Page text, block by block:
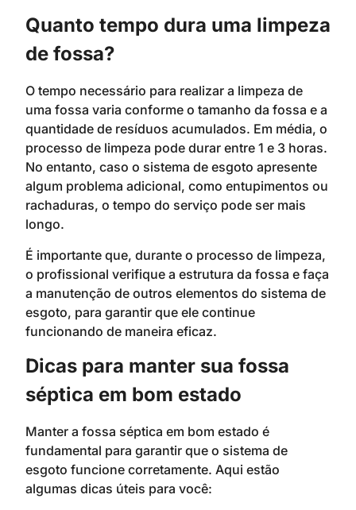
Quanto tempo dura uma limpeza
de fossa?
O tempo necessário para realizar a limpeza de
uma fossa varia conforme o tamanho da fossa e a
quantidade de resíduos acumulados. Em média, o
processo de limpeza pode durar entre 1 e 3 horas.
No entanto, caso o sistema de esgoto apresente
algum problema adicional, como entupimentos ou
rachaduras, o tempo do serviço pode ser mais
longo.
É importante que, durante o processo de limpeza,
o profissional verifique a estrutura da fossa e faça
a manutenção de outros elementos do sistema de
esgoto, para garantir que ele continue
funcionando de maneira eficaz.
Dicas para manter sua fossa
séptica em bom estado
Manter a fossa séptica em bom estado é
fundamental para garantir que o sistema de
esgoto funcione corretamente. Aqui estão
algumas dicas úteis para você: